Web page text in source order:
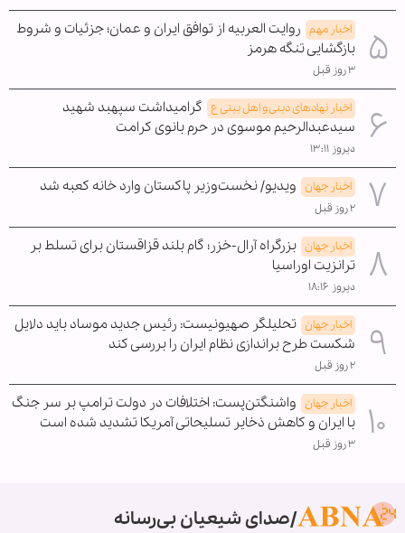
اخبار مهم روایت العربیه از توافق ایران و عمان؛ جزئیات و شروط
بازگشایی تنگه هرمز
۳ روز قبل
اخبار نهادهای دینی و اهل بیتی ع گرامیداشت سپهبد شهید
سیدعبدالرحیم موسوی در حرم بانوی کرامت
دیروز ۱۳:۱۱
اخبار جهان ویدیو/ نخست‌وزیر پاکستان وارد خانه کعبه شد
۲ روز قبل
اخبار جهان بزرگراه آرال-خزر؛ گام بلند قزاقستان برای تسلط بر
ترانزیت اوراسیا
دیروز ۱۸:۱۶
اخبار جهان تحلیلگر صهیونیست: رئیس جدید موساد باید دلایل
شکست طرح براندازی نظام ایران را بررسی کند
۲ روز قبل
اخبار جهان واشنگتن‌پست: اختلافات در دولت ترامپ بر سر جنگ
با ایران و کاهش ذخایر تسلیحاتی آمریکا تشدید شده است
۳ روز قبل
صدای شیعیان بی‌رسانه